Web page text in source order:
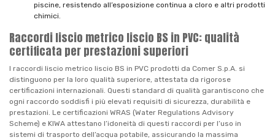
piscine, resistendo all’esposizione continua a cloro e altri prodotti
chimici.
Raccordi liscio metrico liscio BS in PVC: qualità
certificata per prestazioni superiori
I raccordi liscio metrico liscio BS in PVC prodotti da Comer S.p.A. si
distinguono per la loro qualità superiore, attestata da rigorose
certificazioni internazionali. Questi standard di qualità garantiscono che
ogni raccordo soddisfi i più elevati requisiti di sicurezza, durabilità e
prestazioni. Le certificazioni WRAS (Water Regulations Advisory
Scheme) e KIWA attestano l’idoneità di questi raccordi per l’uso in
sistemi di trasporto dell’acqua potabile, assicurando la massima